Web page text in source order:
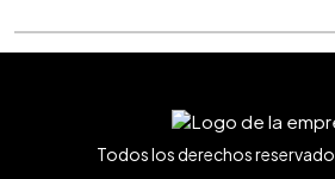
Todos los derechos